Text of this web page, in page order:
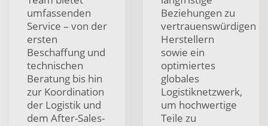
umfassenden
Service – von der
ersten
Beschaffung und
technischen
Beratung bis hin
zur Koordination
der Logistik und
dem After-Sales-
Beziehungen zu
vertrauenswürdigen
Herstellern
sowie ein
optimiertes
globales
Logistiknetzwerk,
um hochwertige
Teile zu